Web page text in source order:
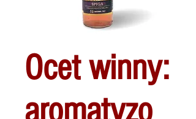
Ocet winny:
aromatyzo